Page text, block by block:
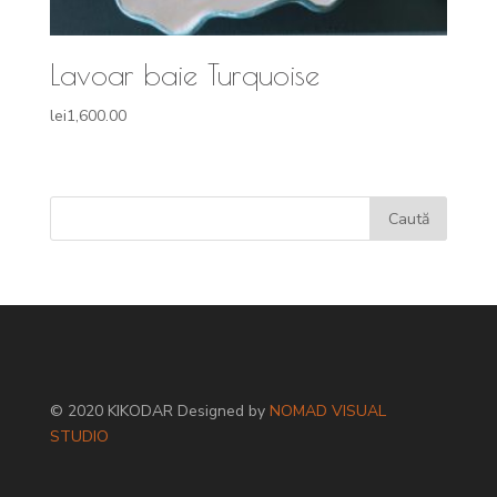
Lavoar baie Turquoise
lei1,600.00
© 2020 KIKODAR Designed by NOMAD VISUAL
STUDIO